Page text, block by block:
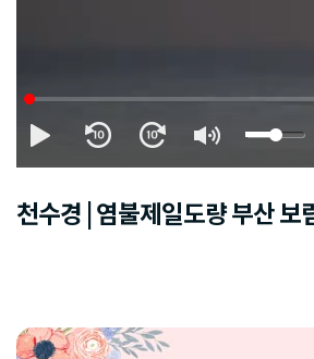
천수경 | 염불제일도량 부산